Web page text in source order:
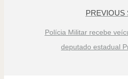
PREVIOUS
Polícia Militar recebe
deputado estadual